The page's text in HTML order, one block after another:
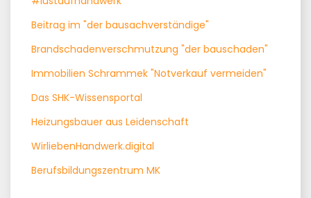
Beitrag im "der bausachverständige"
Brandschadenverschmutzung "der bauschaden"
Immobilien Schrammek "Notverkauf vermeiden"
Das SHK-Wissensportal
Heizungsbauer aus Leidenschaft
WirliebenHandwerk.digital
Berufsbildungszentrum MK